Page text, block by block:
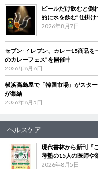
ビールだけ飲むと倒
的に水を飲む”仕掛
2026年8月7日
セブン‐イレブン、カレー15商品
のカレーフェス”を開催中
2026年8月6日
横浜高島屋で「韓国市場」がスタ
が集結
2026年8月5日
ヘルスケア
現代書林から新刊『
考塾の15人の医師や
2026年8月5日